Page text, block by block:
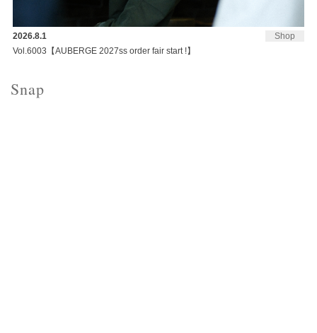
Shop
2026.8.1
Vol.6003【AUBERGE 2027ss order fair start !】
Snap